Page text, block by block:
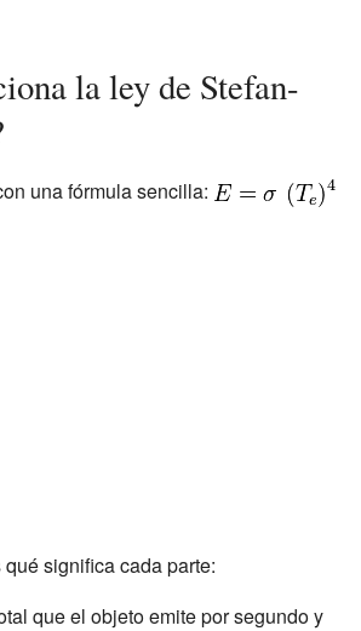
la ley de Stefan-
una fórmula sencilla:
significa cada parte:
que el objeto emite por segundo y